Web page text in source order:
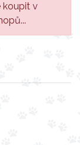
koupit v